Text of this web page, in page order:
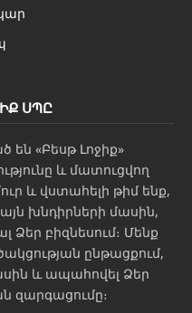
ՍՊԸ
են «Բեսթ Լոջիք»
և մատուցվող
և վստահելի թիմ ենք,
խնդիրների մասին,
Ձեր բիզնեսում։ Մենք
ընթացքում,
և ապահովել Ձեր
զարգացումը։